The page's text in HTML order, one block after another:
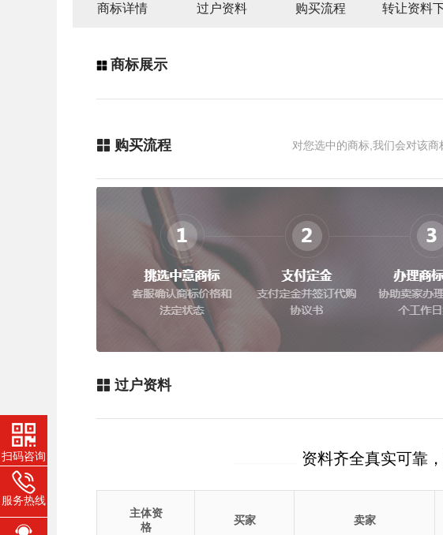
扫码咨询
服务热线
商标详情 过户资料 购买流程 转让资料
商标展示
购买流程 对您选中的商标,我们会对该商
过户资料
资料齐全真实可靠
主体资
格
买家 卖家